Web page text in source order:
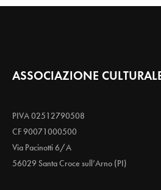
ASSOCIAZIONE
PIVA 02512790508
CF 90071000500
Via Pacinotti 6/A
56029 Santa Croce sull’Arno (PI)